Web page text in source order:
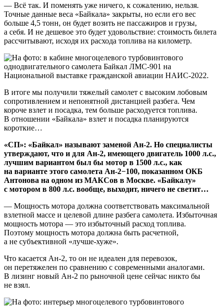
— Всё так. И поменять уже ничего, к сожалению, нельзя.
Точные данные веса «Байкала» закрыты, но если его вес
больше 4,5 тонн, он будет возить не пассажиров и грузы,
а себя. И не дешевое это будет удовольствие: стоимость билета
рассчитывают, исходя их расхода топлива на километр.
В итоге мы получили тяжелый самолет с высоким лобовым
сопротивлением и непонятной дистанцией разбега. Чем
короче взлет и посадка, тем больше расходуется топлива.
В отношении «Байкала» взлет и посадка планируются
короткие…
«СП»: «Байкал» называют заменой Ан-2. Но специалисты
утверждают, что и для Ан-2, имеющего двигатель 1000 л.с.,
лучшим вариантом был бы мотор в 1500 л.с., как
на варианте этого самолета Ан-2−100, показанном ОКБ
Антонова на одном из МАКСов в Москве. «Байкалу»
с мотором в 800 л.с. вообще, выходит, ничего не светит…
— Мощность мотора должна соответствовать максимальной
взлетной массе и целевой длине разбега самолета. Избыточная
мощность мотора — это избыточный расход топлива.
Поэтому мощность мотора должна быть расчетной,
а не субъективной «лучше-хуже».
Что касается Ан-2, то он не идеален для перевозок,
он перетяжелен по сравнению с современными аналогами.
В лизинг новый Ан-2 по рыночной цене сейчас никто бы
не взял.